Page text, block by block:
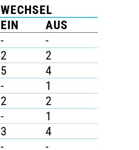
WECHSEL
EIN
AUS
-
-
2
2
5
4
-
1
2
2
-
1
3
4
-
-